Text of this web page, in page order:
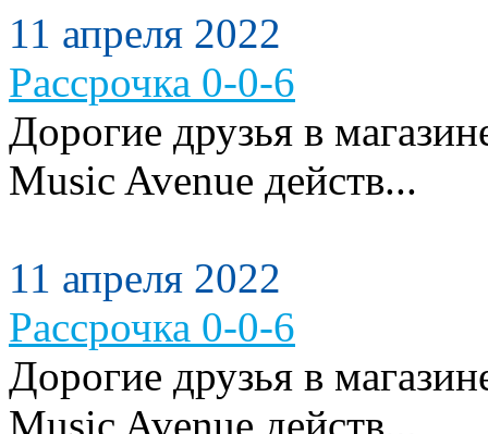
11 апреля 2022
Рассрочка 0-0-6
Дорогие друзья в
Music Avenue действ...
11 апреля 2022
Рассрочка 0-0-6
Дорогие друзья в